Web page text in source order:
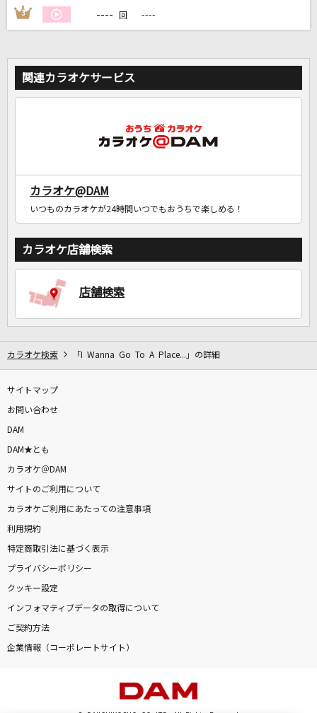
3 ---- 回 ----
関連カラオケサービス
カラオケ@DAM
いつものカラオケが24時間いつでもおうちで楽しめる！
カラオケ店舗検索
店舗検索
カラオケ検索 「I Wanna Go To A Place...」の詳細
サイトマップ
お問い合わせ
DAM
DAM★とも
カラオケ＠DAM
サイトのご利用について
カラオケご利用にあたっての注意事項
利用規約
特定商取引法に基づく表示
プライバシーポリシー
クッキー設定
インフォマティブデータの取得について
ご契約方法
企業情報（コーポレートサイト）